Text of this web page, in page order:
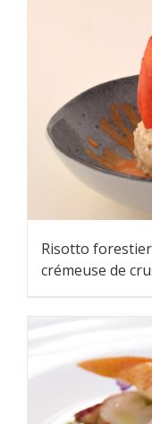
Risotto
crémeuse de